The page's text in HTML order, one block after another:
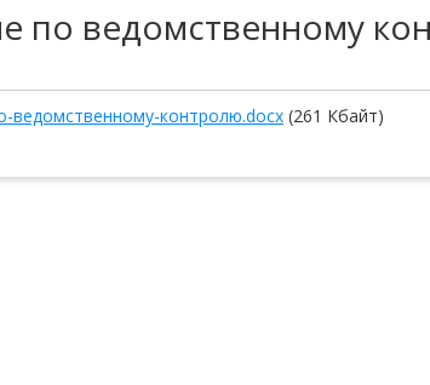
по ведомственному
ведомственному-контролю.docx (261 Кбайт)